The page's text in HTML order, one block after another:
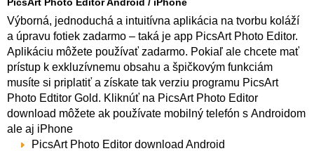
Výborná, jednoduchá a intuitívna aplikácia na tvorbu koláží
a úpravu fotiek zadarmo – taká je app PicsArt Photo Editor.
Aplikáciu môžete používať zadarmo. Pokiaľ ale chcete mať
prístup k exkluzívnemu obsahu a špičkovým funkciám
musíte si priplatiť a získate tak verziu programu PicsArt
Photo Edtitor Gold. Kliknúť na PicsArt Photo Editor
download môžete ak používate mobilný telefón s Androidom
ale aj iPhone
PicsArt Photo Editor download Android